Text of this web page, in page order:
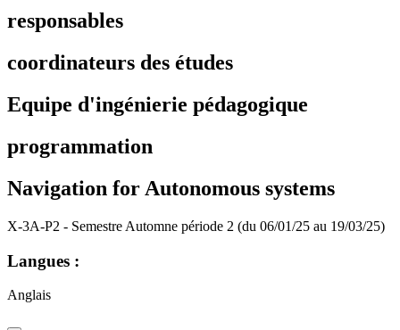
responsables
coordinateurs des études
Equipe d'ingénierie pédagogique
programmation
Navigation for Autonomous systems
X-3A-P2 - Semestre Automne période 2 (du 06/01/25 au 19/03/25)
Langues :
Anglais